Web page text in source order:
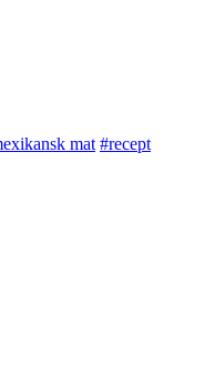
mat #recept